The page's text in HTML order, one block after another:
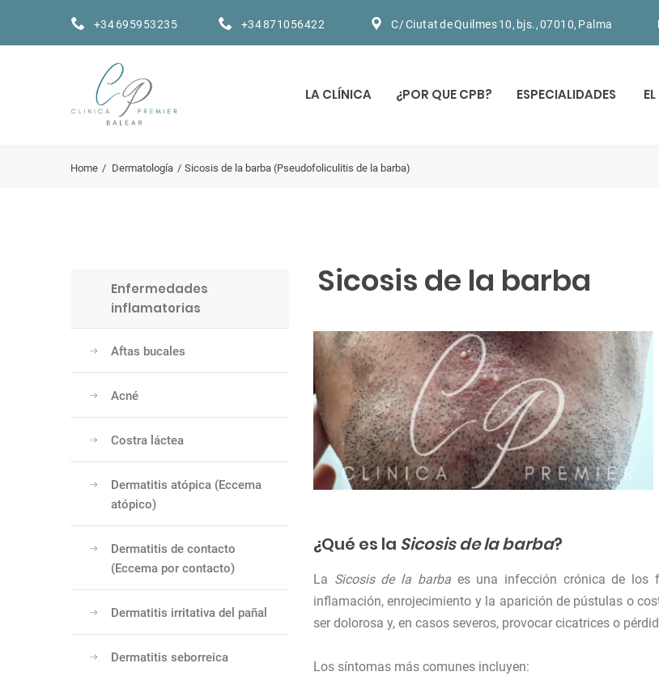
+34 695953235 +34 871056422 C/ Ciutat de Quilmes 10, bjs., 07010, Palma
LA CLÍNICA ¿POR QUE CPB? ESPECIALIDADES
Home Dermatología Sicosis de la barba (Pseudofoliculitis de la barba)
Enfermedades
inflamatorias
Aftas bucales
Acné
Costra láctea
Dermatitis atópica (Eccema
atópico)
Dermatitis de contacto
(Eccema por contacto)
Dermatitis irritativa del pañal
Dermatitis seborreica
Sicosis de la barba
¿Qué es la Sicosis de la barba?
La Sicosis de la barbaes una infección crónica de los
inflamación, enrojecimiento y la aparición de pústulas o
ser dolorosa y, en casos severos, provocar cicatrices o
Los síntomas más comunes incluyen: